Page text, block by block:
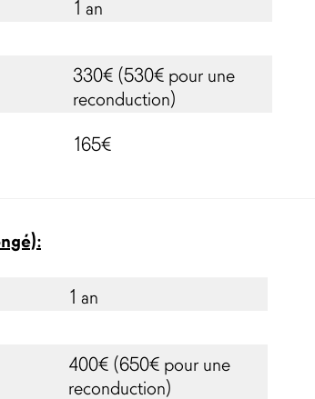
1 an
330€ (530€ pour une
reconduction)
165€
1 an
400€ (650€ pour une
reconduction)